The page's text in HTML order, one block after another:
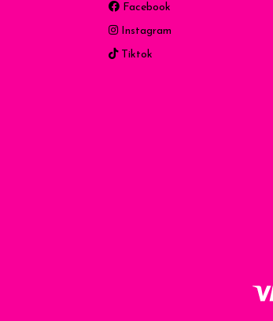
Facebook
Instagram
Tiktok